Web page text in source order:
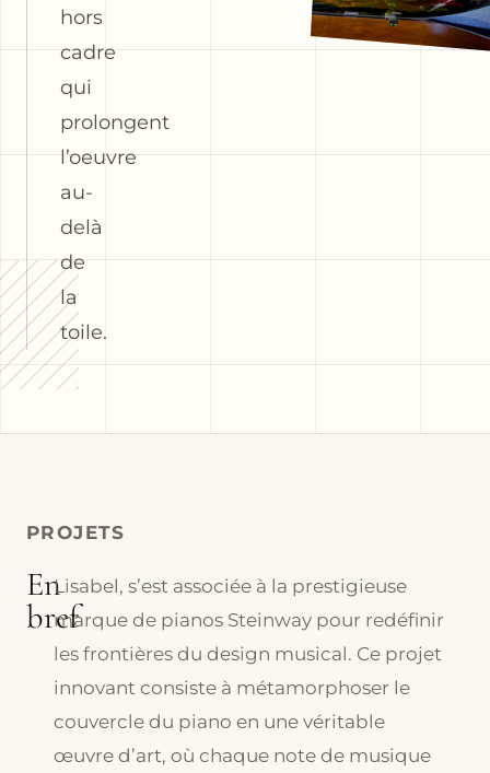
hors
cadre
qui
prolongent
l’oeuvre
au-
delà
de
la
toile.
PROJETS
En
bref
Lisabel, s’est associée à la prestigieuse
marque de pianos Steinway pour redéfinir
les frontières du design musical. Ce projet
innovant consiste à métamorphoser le
couvercle du piano en une véritable
œuvre d’art, où chaque note de musique